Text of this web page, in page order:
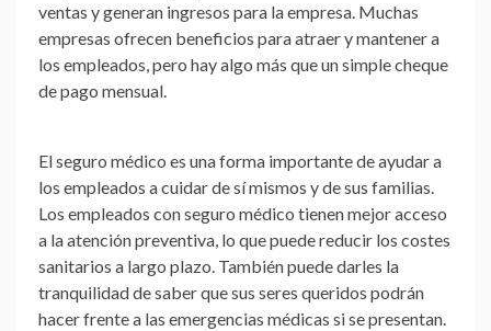
ventas y generan ingresos para la empresa. Muchas
empresas ofrecen beneficios para atraer y mantener a
los empleados, pero hay algo más que un simple cheque
de pago mensual.
El seguro médico es una forma importante de ayudar a
los empleados a cuidar de sí mismos y de sus familias.
Los empleados con seguro médico tienen mejor acceso
a la atención preventiva, lo que puede reducir los costes
sanitarios a largo plazo. También puede darles la
tranquilidad de saber que sus seres queridos podrán
hacer frente a las emergencias médicas si se presentan.